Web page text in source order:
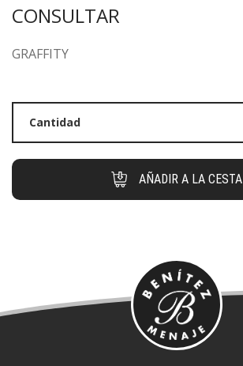
CONSULTAR
GRAFFITY
Cantidad
AÑADIR A LA CESTA